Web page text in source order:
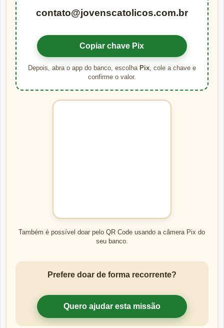
contato@jovenscatolicos.com.br
Copiar chave Pix
Depois, abra o app do banco, escolha Pix, cole a chave e
confirme o valor.
Também é possível doar pelo QR Code usando a câmera Pix do
seu banco.
Prefere doar de forma recorrente?
Quero ajudar esta missão